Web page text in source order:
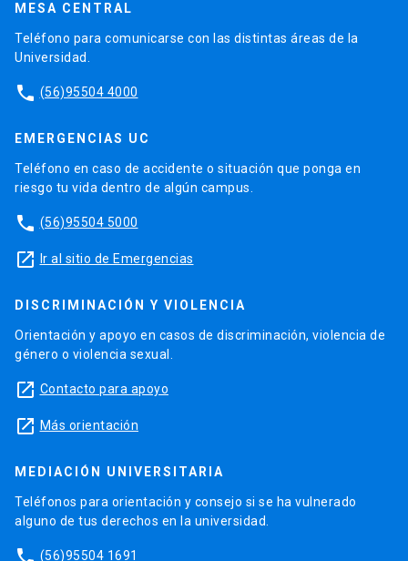
MESA CENTRAL
Teléfono para comunicarse con las distintas áreas de la
Universidad.
phone (56)95504 4000
EMERGENCIAS UC
Teléfono en caso de accidente o situación que ponga en
riesgo tu vida dentro de algún campus.
phone (56)95504 5000
launch Ir al sitio de Emergencias
DISCRIMINACIÓN Y VIOLENCIA
Orientación y apoyo en casos de discriminación, violencia de
género o violencia sexual.
launch Contacto para apoyo
launch Más orientación
MEDIACIÓN UNIVERSITARIA
Teléfonos para orientación y consejo si se ha vulnerado
alguno de tus derechos en la universidad.
(56)95504 1691